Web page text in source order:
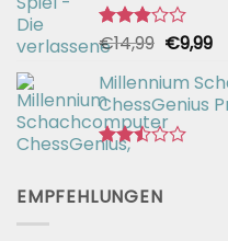
Bewertet
mit
2.82
von 5
€14,99
war:
€14,99
€9,99
Millennium
ChessGenius
2.44
EMPFEHLUNGEN